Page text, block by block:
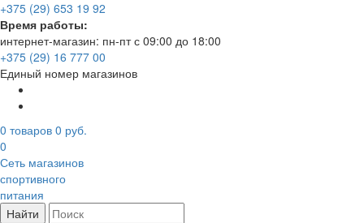
+375 (29) 653 19 92
Время работы:
интернет-магазин: пн-пт с 09:00 до 18:00
+375 (29) 16 777 00
Единый номер магазинов
0 товаров 0 руб.
0
Сеть магазинов
спортивного
питания
Найти